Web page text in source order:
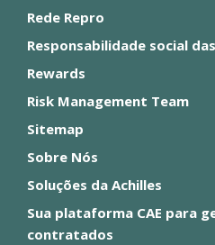
Rede Repro
Responsabilidade social
Rewards
Risk Management Team
Sitemap
Sobre Nós
Soluções da Achilles
Sua plataforma CAE para
contratados